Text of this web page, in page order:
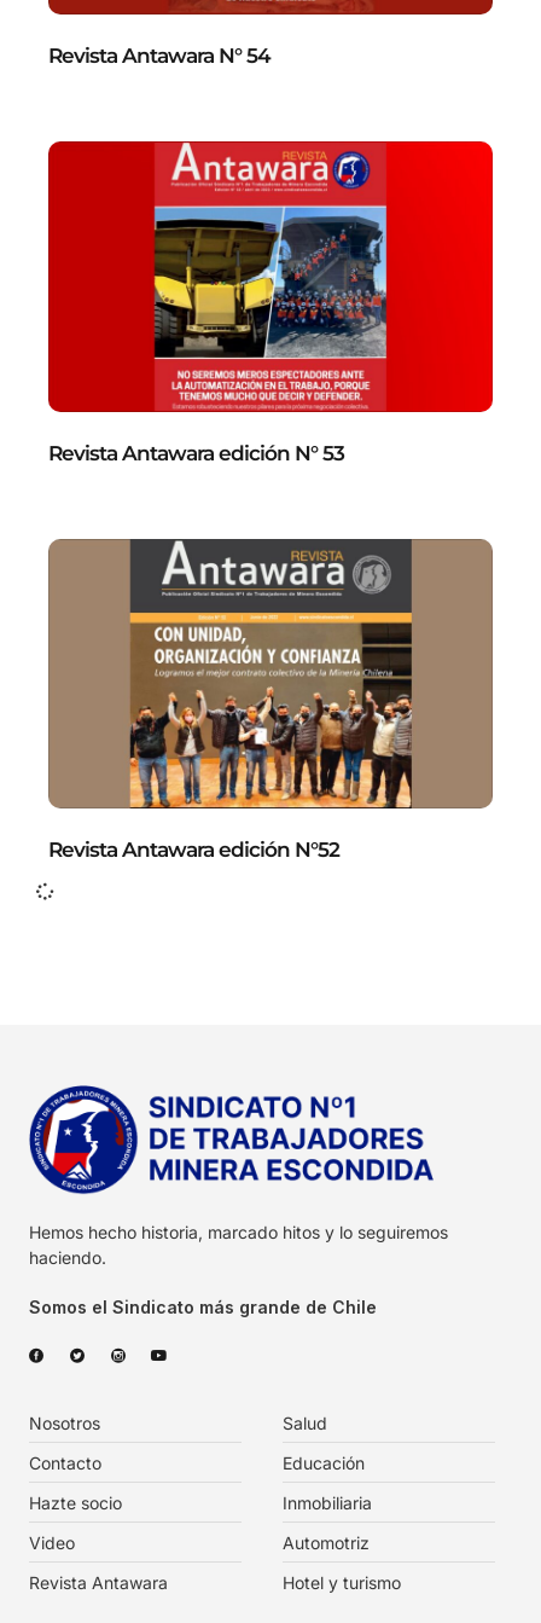
Revista Antawara N° 54
Revista Antawara edición N° 53
Revista Antawara edición N°52
Hemos hecho historia, marcado hitos y lo seguiremos
haciendo.
Somos el Sindicato más grande de Chile
Nosotros
Contacto
Hazte socio
Video
Revista Antawara
Salud
Educación
Inmobiliaria
Automotriz
Hotel y turismo